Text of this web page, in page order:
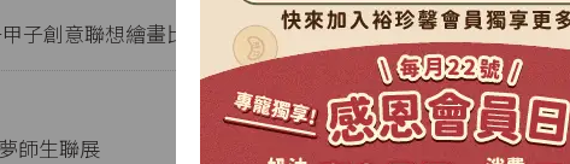
子創意聯想繪畫比賽」得獎名單出爐🏆
師生聯展